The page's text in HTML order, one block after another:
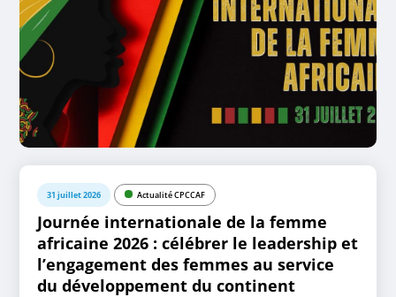
31 juillet 2026 Actualité CPCCAF
Journée internationale de la femme
africaine 2026 : célébrer le leadership et
l’engagement des femmes au service
du développement du continent